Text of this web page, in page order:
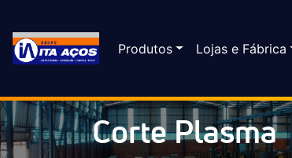
Produtos Lojas e Fábrica
Corte Plasma